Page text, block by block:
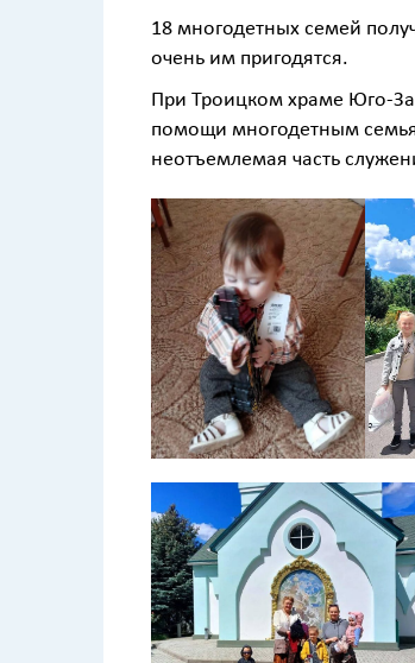
18 многодетных семей
очень им пригодятся.
При Троицком храме Юго-
помощи многодетным
неотъемлемая часть